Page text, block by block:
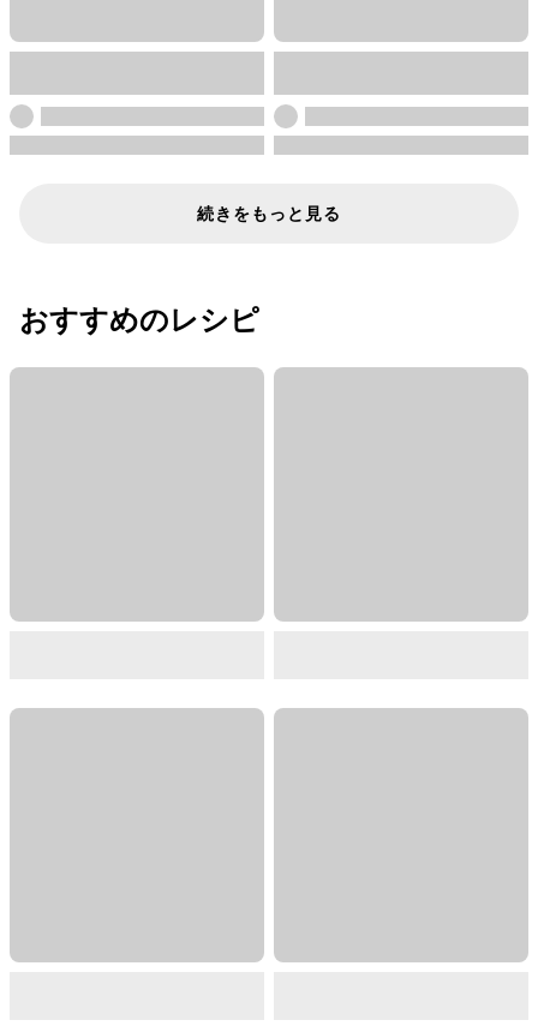
続きをもっと見る
おすすめのレシピ